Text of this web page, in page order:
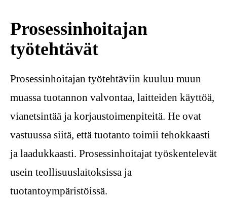
Prosessinhoitajan
työtehtävät
Prosessinhoitajan työtehtäviin kuuluu muun
muassa tuotannon valvontaa, laitteiden käyttöä,
vianetsintää ja korjaustoimenpiteitä. He ovat
vastuussa siitä, että tuotanto toimii tehokkaasti
ja laadukkaasti. Prosessinhoitajat työskentelevät
usein teollisuuslaitoksissa ja
tuotantoympäristöissä.